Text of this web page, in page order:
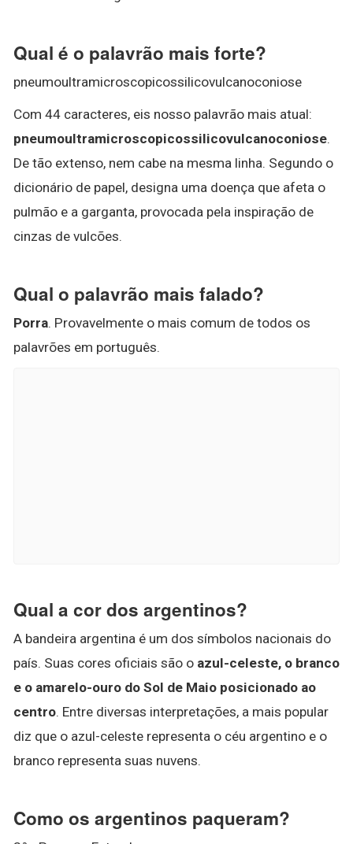
Qual é o palavrão mais forte?
pneumoultramicroscopicossilicovulcanoconiose
Com 44 caracteres, eis nosso palavrão mais atual:
pneumoultramicroscopicossilicovulcanoconiose.
De tão extenso, nem cabe na mesma linha. Segundo o
dicionário de papel, designa uma doença que afeta o
pulmão e a garganta, provocada pela inspiração de
cinzas de vulcões.
Qual o palavrão mais falado?
Porra. Provavelmente o mais comum de todos os
palavrões em português.
Qual a cor dos argentinos?
A bandeira argentina é um dos símbolos nacionais do
país. Suas cores oficiais são o azul-celeste, o branco
e o amarelo-ouro do Sol de Maio posicionado ao
centro. Entre diversas interpretações, a mais popular
diz que o azul-celeste representa o céu argentino e o
branco representa suas nuvens.
Como os argentinos paqueram?